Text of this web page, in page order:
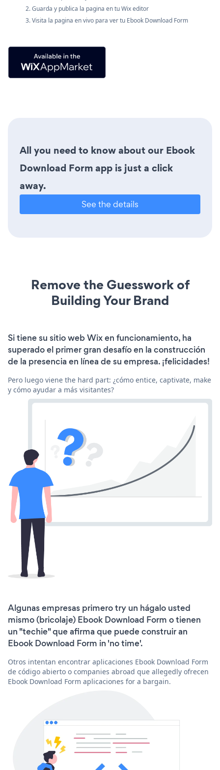
2. Guarda y publica la pagina en tu Wix editor
3. Visita la pagina en vivo para ver tu Ebook Download Form
All you need to know about our Ebook
Download Form app is just a click
away.
See the details
Remove the Guesswork of
Building Your Brand
Si tiene su sitio web Wix en funcionamiento, ha
superado el primer gran desafío en la construcción
de la presencia en línea de su empresa. ¡felicidades!
Pero luego viene the hard part: ¿cómo entice, captivate, make
y cómo ayudar a más visitantes?
Algunas empresas primero try un hágalo usted
mismo (bricolaje) Ebook Download Form o tienen
un "techie" que afirma que puede construir an
Ebook Download Form in 'no time'.
Otros intentan encontrar aplicaciones Ebook Download Form
de código abierto o companies abroad que allegedly ofrecen
Ebook Download Form aplicaciones for a bargain.